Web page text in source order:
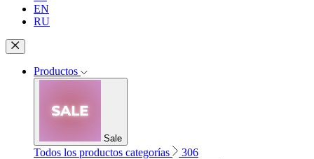
EN
RU
Productos
Sale
Todos los productos categorías 306